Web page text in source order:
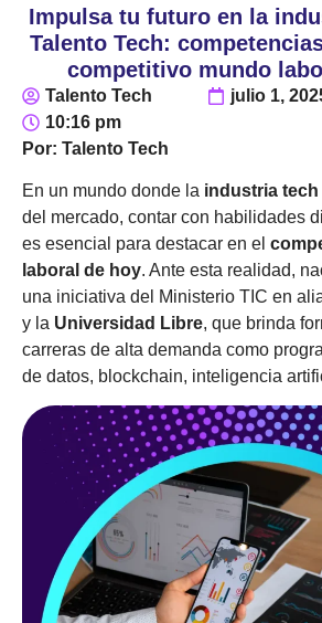
Impulsa tu futuro en la
Talento Tech:
competitivo mundo
Talento Tech
julio 1,
10:16 pm
Por: Talento Tech
En un mundo donde la industria tech
del mercado, contar con habilidades
es esencial para destacar en el
laboral de hoy. Ante esta realidad,
una iniciativa del Ministerio TIC en
y la Universidad Libre, que brinda
carreras de alta demanda como
de datos, blockchain, inteligencia